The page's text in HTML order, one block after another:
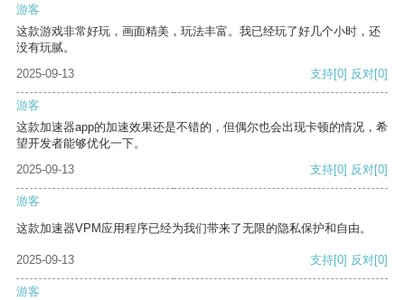
游客
这款游戏非常好玩，画面精美，玩法丰富。我已经玩了好几个小时，还
没有玩腻。
2025-09-13
支持[0] 反对[0]
游客
这款加速器app的加速效果还是不错的，但偶尔也会出现卡顿的情况，希
望开发者能够优化一下。
2025-09-13
支持[0] 反对[0]
游客
这款加速器VPM应用程序已经为我们带来了无限的隐私保护和自由。
2025-09-13 支持[0] 反对[0]
游客